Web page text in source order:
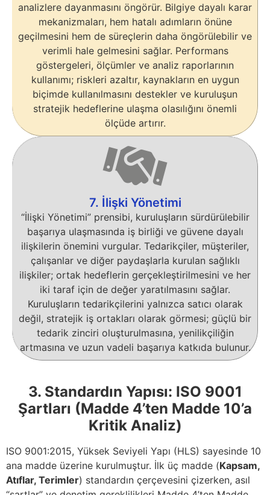
analizlere dayanmasını öngörür. Bilgiye dayalı karar
mekanizmaları, hem hatalı adımların önüne
geçilmesini hem de süreçlerin daha öngörülebilir ve
verimli hale gelmesini sağlar. Performans
göstergeleri, ölçümler ve analiz raporlarının
kullanımı; riskleri azaltır, kaynakların en uygun
biçimde kullanılmasını destekler ve kuruluşun
stratejik hedeflerine ulaşma olasılığını önemli
ölçüde artırır.
7. İlişki Yönetimi
“İlişki Yönetimi” prensibi, kuruluşların sürdürülebilir
başarıya ulaşmasında iş birliği ve güvene dayalı
ilişkilerin önemini vurgular. Tedarikçiler, müşteriler,
çalışanlar ve diğer paydaşlarla kurulan sağlıklı
ilişkiler; ortak hedeflerin gerçekleştirilmesini ve her
iki taraf için de değer yaratılmasını sağlar.
Kuruluşların tedarikçilerini yalnızca satıcı olarak
değil, stratejik iş ortakları olarak görmesi; güçlü bir
tedarik zinciri oluşturulmasına, yenilikçiliğin
artmasına ve uzun vadeli başarıya katkıda bulunur.
3. Standardın Yapısı: ISO 9001
Şartları (Madde 4’ten Madde 10’a
Kritik Analiz)
ISO 9001:2015, Yüksek Seviyeli Yapı (HLS) sayesinde 10
ana madde üzerine kurulmuştur. İlk üç madde (Kapsam,
Atıflar, Terimler) standardın çerçevesini çizerken, asıl